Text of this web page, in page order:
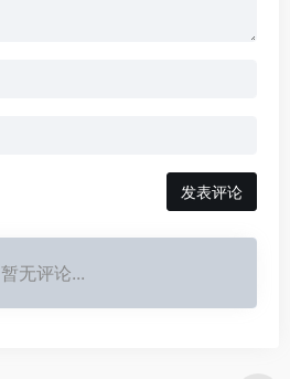
发表评论
暂无评论...